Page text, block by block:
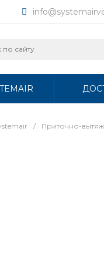
/ Приточно-